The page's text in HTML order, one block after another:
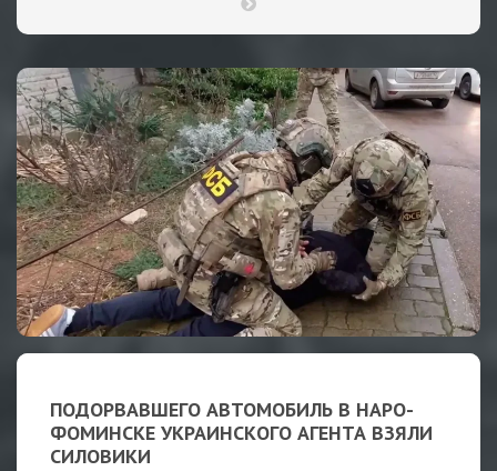
ПОДОРВАВШЕГО АВТОМОБИЛЬ В НАРО-
ФОМИНСКЕ УКРАИНСКОГО АГЕНТА ВЗЯЛИ
СИЛОВИКИ